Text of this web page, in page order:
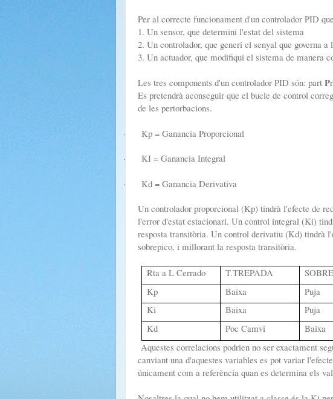
Per al correcte funcionament d'un controlador PID
1. Un sensor, que determini l'estat del sistema
2. Un controlador, que generi el senyal que governa a
3. Un actuador, que modifiqui el sistema de manera
Les tres components d'un controlador PID són: part P
Es pretendrà aconseguir que el bucle de control
de les pertorbacions.
· Kp = Ganancia Proporcional
· KI = Ganancia Integral
· Kd = Ganancia Derivativa
Un controlador proporcional (Kp) tindrà l'efecte de
l'error d'estat estacionari. Un control integral (Ki)
resposta transitòria. Un control derivatiu (Kd) tindrà
sobrepico, i millorant la resposta transitòria.
Rta a L Cerrado T.TREPADA
Kp
Baixa Puja
Ki
Baixa Puja
Kd
Poc Camvi Baixa
Aquestes correlacions podrien no ser exactament
canviant una d'aquestes variables es pot variar
únicament com a referència quan es determina els